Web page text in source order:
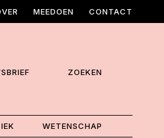
MEEDOEN CONTACT
ZOEKEN
WETENSCHAP